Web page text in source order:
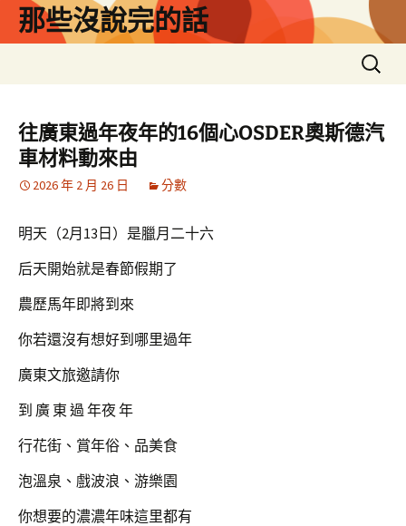
那些沒說完的話
搜
尋
鍵
字:
往廣東過年夜年的16個心OSDER奧斯德汽
車材料動來由
2026 年 2 月 26 日 分數
明天（2月13日）是臘月二十六
后天開始就是春節假期了
農歷馬年即將到來
你若還沒有想好到哪里過年
廣東文旅邀請你
到 廣 東 過 年夜 年
行花街、賞年俗、品美食
泡溫泉、戲波浪、游樂園
你想要的濃濃年味這里都有